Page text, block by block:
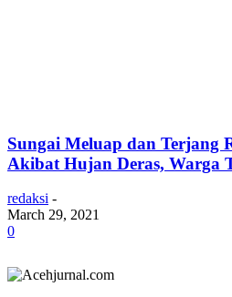
Sungai Meluap dan Terjang
Akibat Hujan Deras, Warga
redaksi -
March 29, 2021
0